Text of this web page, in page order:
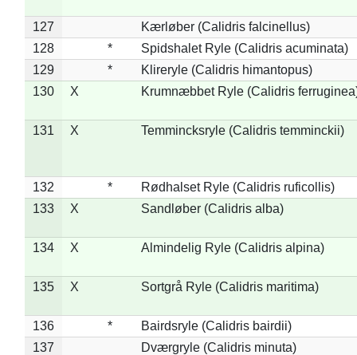
127
Kærløber (Calidris falcinellus)
128
*
Spidshalet Ryle (Calidris acuminata)
129
*
Klireryle (Calidris himantopus)
130
X Krumnæbbet Ryle (Calidris
131 X Temmincksryle (Calidris temminckii)
132 *
Rødhalset Ryle (Calidris ruficollis)
133
X Sandløber (Calidris alba)
134 X Almindelig Ryle (Calidris alpina)
135 X Sortgrå Ryle (Calidris maritima)
136 *
Bairdsryle (Calidris bairdii)
137
Dværgryle (Calidris minuta)